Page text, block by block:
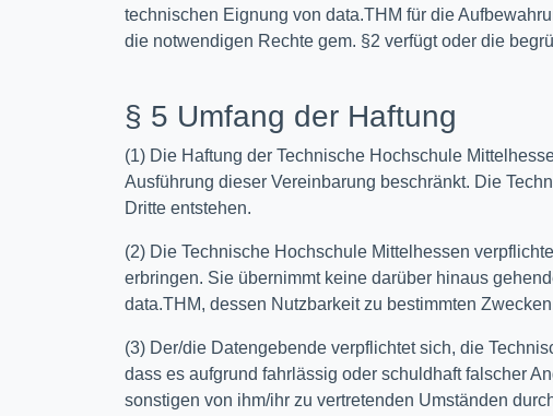
technischen Eignung von data.THM für die
die notwendigen Rechte gem. §2 verfügt oder die
§ 5 Umfang der Haftung
(1) Die Haftung der Technische Hochschule
Ausführung dieser Vereinbarung beschränkt. Die
Dritte entstehen.
(2) Die Technische Hochschule Mittelhessen
erbringen. Sie übernimmt keine darüber hinaus
data.THM, dessen Nutzbarkeit zu bestimmten
(3) Der/die Datengebende verpflichtet sich, die
dass es aufgrund fahrlässig oder schuldhaft falscher
sonstigen von ihm/ihr zu vertretenden Umständen